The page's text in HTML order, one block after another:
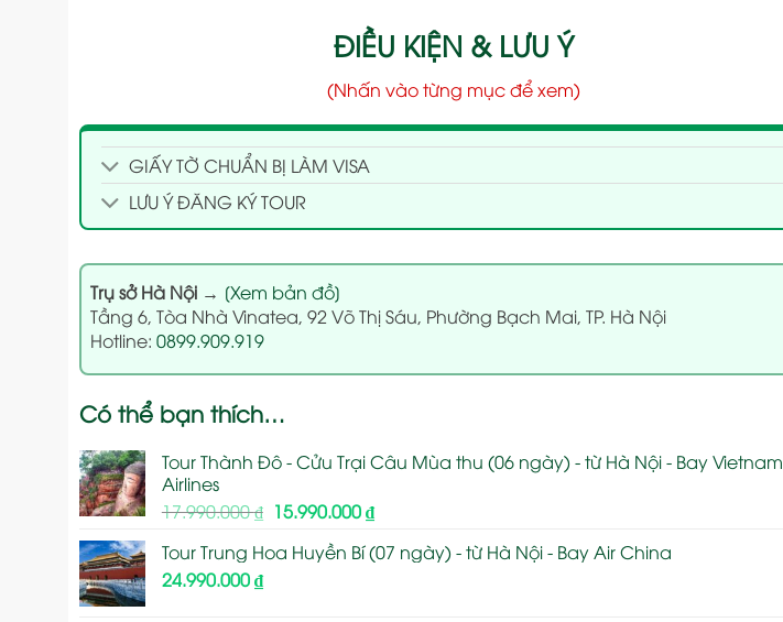
ĐIỀU KIỆN & LƯU Ý
(Nhấn vào từng mục để xem)
GIẤY TỜ CHUẨN BỊ LÀM VISA
LƯU Ý ĐĂNG KÝ TOUR
Trụ sở Hà Nội→ [Xem bản đồ]
Tầng 6, Tòa Nhà Vinatea, 92 Võ Thị Sáu, Phường Bạch Mai, TP. Hà Nội
Hotline: 0899.909.919
Có thể bạn thích…
Tour Thành Đô - Cửu Trại Câu Mùa thu (06 ngày) - từ Hà Nội - Bay Vietnam
Airlines
17.990.000₫ Giá
là:
15.990.000₫Giá
tại
Tour Trung Hoa Huyền Bí (07 ngày) - từ Hà Nội - Bay Air China
24.990.000₫